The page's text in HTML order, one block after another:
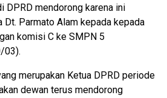
DPRD mendorong karena ini
Dt. Parmato Alam kepada kepada
komisi C ke SMPN 5
03).
merupakan Ketua DPRD periode
dewan terus mendorong